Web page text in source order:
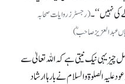
نہیں‘‘۔(رجسٹرز روایات صحابہ
چیز یہی نیک نیتی ہے کہ اللہ تعالیٰ سے
الصلوۃ والسلام نے بارہا ارشاد